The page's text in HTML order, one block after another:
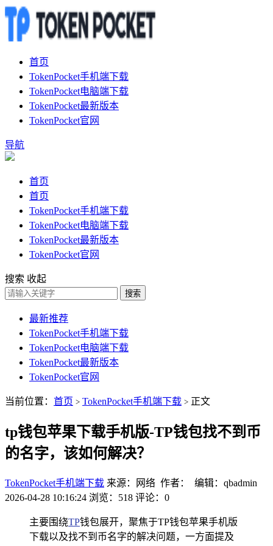
首页
TokenPocket手机端下载
TokenPocket电脑端下载
TokenPocket最新版本
TokenPocket官网
导航
首页
首页
TokenPocket手机端下载
TokenPocket电脑端下载
TokenPocket最新版本
TokenPocket官网
搜索 收起
搜索
最新推荐
TokenPocket手机端下载
TokenPocket电脑端下载
TokenPocket最新版本
TokenPocket官网
当前位置： 首页 > TokenPocket手机端下载 > 正文
tp钱包苹果下载手机版-TP钱包找不到币
的名字，该如何解决？
TokenPocket手机端下载 来源：网络 作者： 编辑：qbadmin
2026-04-28 10:16:24 浏览：518 评论：0
主要围绕TP钱包展开，聚焦于TP钱包苹果手机版
下载以及找不到币名字的解决问题，一方面提及